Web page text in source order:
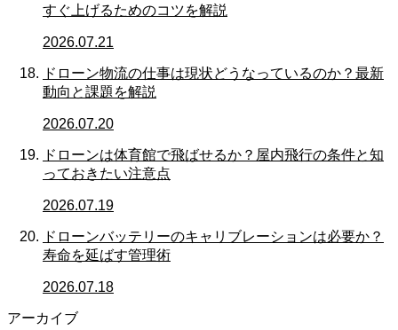
すぐ上げるためのコツを解説
2026.07.21
ドローン物流の仕事は現状どうなっているのか？最新
動向と課題を解説
2026.07.20
ドローンは体育館で飛ばせるか？屋内飛行の条件と知
っておきたい注意点
2026.07.19
ドローンバッテリーのキャリブレーションは必要か？
寿命を延ばす管理術
2026.07.18
アーカイブ